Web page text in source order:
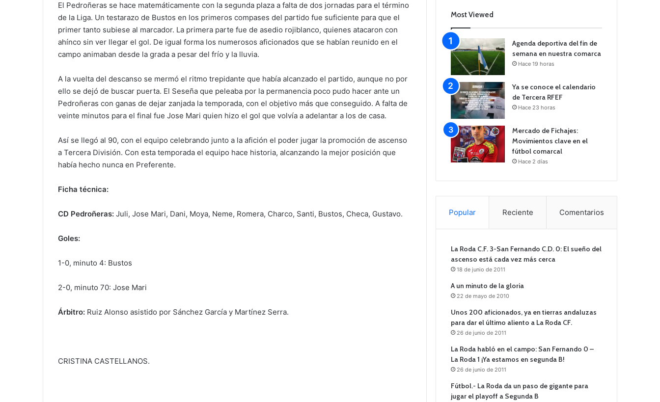
El Pedroñeras se hace matemáticamente con la segunda plaza a falta de dos jornadas para el término
de la Liga. Un testarazo de Bustos en los primeros compases del partido fue suficiente para que el
primer tanto subiese al marcador. La primera parte fue de asedio rojiblanco, quienes atacaron con
ahínco sin ver llegar el gol. De igual forma los numerosos aficionados que se habían reunido en el
campo animaban desde la grada a pesar del frío y la lluvia.
A la vuelta del descanso se mermó el ritmo trepidante que había alcanzado el partido, aunque no por
ello se dejó de buscar puerta. El Seseña que peleaba por la permanencia poco pudo hacer ante un
Pedroñeras con ganas de dejar zanjada la temporada, con el objetivo más que conseguido. A falta de
veinte minutos para el final fue Jose Mari quien hizo el gol que volvía a adelantar a los de casa.
Así se llegó al 90, con el equipo celebrando junto a la afición el poder jugar la promoción de ascenso
a Tercera División. Con esta temporada el equipo hace historia, alcanzando la mejor posición que
había hecho nunca en Preferente.
Ficha técnica:
CD Pedroñeras: Juli, Jose Mari, Dani, Moya, Neme, Romera, Charco, Santi, Bustos, Checa, Gustavo.
Goles:
1-0, minuto 4: Bustos
2-0, minuto 70: Jose Mari
Árbitro: Ruiz Alonso asistido por Sánchez García y Martínez Serra.
CRISTINA CASTELLANOS.
Most Viewed
Agenda deportiva del fin de
semana en nuestra comarca
Hace 19 horas
Ya se conoce el calendario
de Tercera RFEF
Hace 23 horas
Mercado de Fichajes:
Movimientos clave en el
fútbol comarcal
Hace 2 días
Popular Reciente Comentarios
La Roda C.F. 3-San Fernando C.D. 0: El sueño del
ascenso está cada vez más cerca
18 de junio de 2011
A un minuto de la gloria
22 de mayo de 2010
Unos 200 aficionados, ya en tierras andaluzas
para dar el último aliento a La Roda CF.
26 de junio de 2011
La Roda habló en el campo: San Fernando 0 –
La Roda 1 ¡Ya estamos en segunda B!
26 de junio de 2011
Fútbol.- La Roda da un paso de gigante para
jugar el playoff a Segunda B